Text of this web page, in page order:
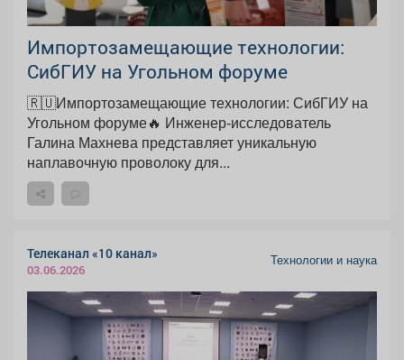
Импортозамещающие технологии:
СибГИУ на Угольном форуме
🇷🇺Импортозамещающие технологии: СибГИУ на
Угольном форуме🔥 Инженер-исследователь
Галина Махнева представляет уникальную
наплавочную проволоку для...
Телеканал «10 канал»
03.06.2026
Технологии и наука